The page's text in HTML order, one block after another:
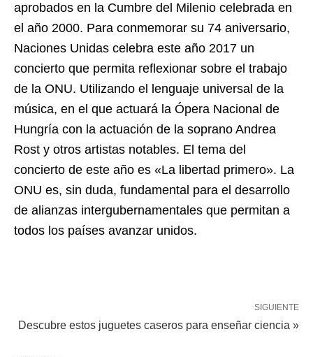
aprobados en la Cumbre del Milenio celebrada en
el año 2000. Para conmemorar su 74 aniversario,
Naciones Unidas celebra este año 2017 un
concierto que permita reflexionar sobre el trabajo
de la ONU. Utilizando el lenguaje universal de la
música, en el que actuará la Ópera Nacional de
Hungría con la actuación de la soprano Andrea
Rost y otros artistas notables. El tema del
concierto de este año es «La libertad primero». La
ONU es, sin duda, fundamental para el desarrollo
de alianzas intergubernamentales que permitan a
todos los países avanzar unidos.
SIGUIENTE
Descubre estos juguetes caseros para enseñar ciencia »